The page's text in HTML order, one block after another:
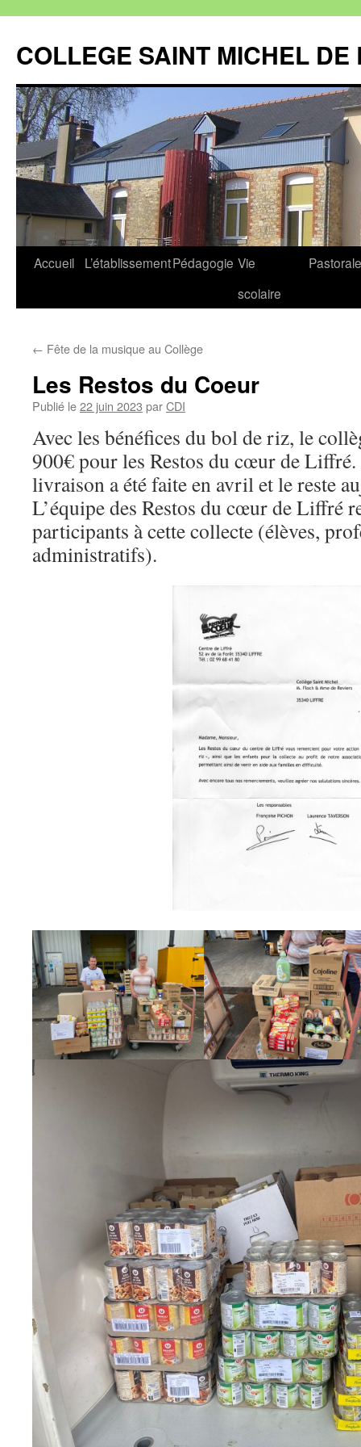
contenu
COLLEGE SAINT MICHEL DE
Accueil L’établissementPédagogie Vie
scolaire
Pastorale
← Fête de la musique au Collège
Les Restos du Coeur
Publié le22 juin 2023 parCDI
Avec les bénéfices du bol de riz, le
900€ pour les Restos du cœur de
livraison a été faite en avril et le reste
L’équipe des Restos du cœur de Liffré
participants à cette collecte (élèves,
administratifs).